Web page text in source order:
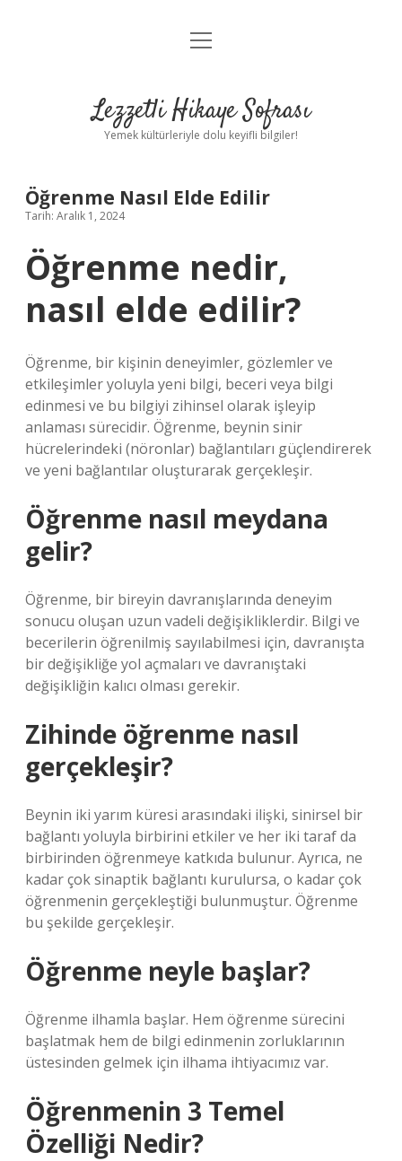
Anasayfa
Yasal Uyarı
menüyü
Lezzetli Hikaye Sofrası
Yemek kültürleriyle dolu keyifli bilgiler!
Öğrenme Nasıl Elde Edilir
Tarih: Aralık 1, 2024
Öğrenme nedir,
nasıl elde edilir?
Öğrenme, bir kişinin deneyimler, gözlemler ve
etkileşimler yoluyla yeni bilgi, beceri veya bilgi
edinmesi ve bu bilgiyi zihinsel olarak işleyip
anlaması sürecidir. Öğrenme, beynin sinir
hücrelerindeki (nöronlar) bağlantıları güçlendirerek
ve yeni bağlantılar oluşturarak gerçekleşir.
Öğrenme nasıl meydana
gelir?
Öğrenme, bir bireyin davranışlarında deneyim
sonucu oluşan uzun vadeli değişikliklerdir. Bilgi ve
becerilerin öğrenilmiş sayılabilmesi için, davranışta
bir değişikliğe yol açmaları ve davranıştaki
değişikliğin kalıcı olması gerekir.
Zihinde öğrenme nasıl
gerçekleşir?
Beynin iki yarım küresi arasındaki ilişki, sinirsel bir
bağlantı yoluyla birbirini etkiler ve her iki taraf da
birbirinden öğrenmeye katkıda bulunur. Ayrıca, ne
kadar çok sinaptik bağlantı kurulursa, o kadar çok
öğrenmenin gerçekleştiği bulunmuştur. Öğrenme
bu şekilde gerçekleşir.
Öğrenme neyle başlar?
Öğrenme ilhamla başlar. Hem öğrenme sürecini
başlatmak hem de bilgi edinmenin zorluklarının
üstesinden gelmek için ilhama ihtiyacımız var.
Öğrenmenin 3 Temel
Özelliği Nedir?